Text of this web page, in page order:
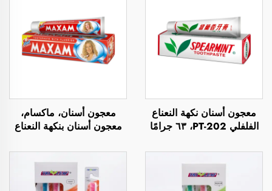
معجون أسنان نكهة النعناع
الفلفلي PT-202، ٦٣ جرامًا
معجون أسنان، ماكسام،
معجون أسنان بنكهة النعناع